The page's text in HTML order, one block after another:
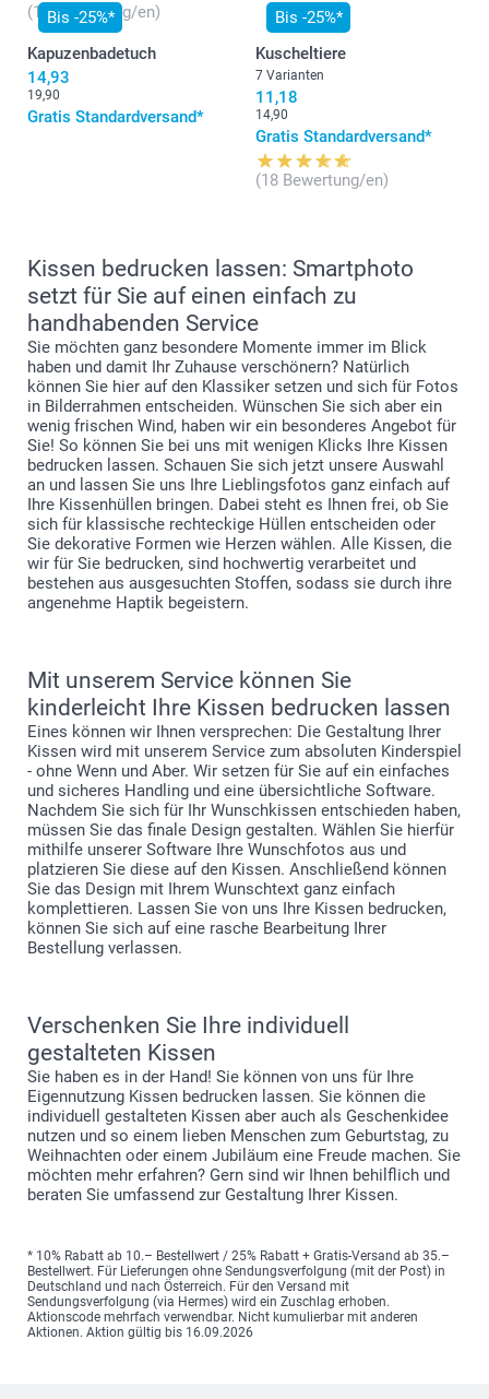
(15 Bewertung/en)
Bis -25%*
Kapuzenbadetuch
14,93
19,90
Gratis Standardversand*
Bis -25%*
Kuscheltiere
7 Varianten
11,18
14,90
Gratis Standardversand*
(18 Bewertung/en)
Kissen bedrucken lassen: Smartphoto
setzt für Sie auf einen einfach zu
handhabenden Service
Sie möchten ganz besondere Momente immer im Blick
haben und damit Ihr Zuhause verschönern? Natürlich
können Sie hier auf den Klassiker setzen und sich für Fotos
in Bilderrahmen entscheiden. Wünschen Sie sich aber ein
wenig frischen Wind, haben wir ein besonderes Angebot für
Sie! So können Sie bei uns mit wenigen Klicks Ihre Kissen
bedrucken lassen. Schauen Sie sich jetzt unsere Auswahl
an und lassen Sie uns Ihre Lieblingsfotos ganz einfach auf
Ihre Kissenhüllen bringen. Dabei steht es Ihnen frei, ob Sie
sich für klassische rechteckige Hüllen entscheiden oder
Sie dekorative Formen wie Herzen wählen. Alle Kissen, die
wir für Sie bedrucken, sind hochwertig verarbeitet und
bestehen aus ausgesuchten Stoffen, sodass sie durch ihre
angenehme Haptik begeistern.
Mit unserem Service können Sie
kinderleicht Ihre Kissen bedrucken lassen
Eines können wir Ihnen versprechen: Die Gestaltung Ihrer
Kissen wird mit unserem Service zum absoluten Kinderspiel
- ohne Wenn und Aber. Wir setzen für Sie auf ein einfaches
und sicheres Handling und eine übersichtliche Software.
Nachdem Sie sich für Ihr Wunschkissen entschieden haben,
müssen Sie das finale Design gestalten. Wählen Sie hierfür
mithilfe unserer Software Ihre Wunschfotos aus und
platzieren Sie diese auf den Kissen. Anschließend können
Sie das Design mit Ihrem Wunschtext ganz einfach
komplettieren. Lassen Sie von uns Ihre Kissen bedrucken,
können Sie sich auf eine rasche Bearbeitung Ihrer
Bestellung verlassen.
Verschenken Sie Ihre individuell
gestalteten Kissen
Sie haben es in der Hand! Sie können von uns für Ihre
Eigennutzung Kissen bedrucken lassen. Sie können die
individuell gestalteten Kissen aber auch als Geschenkidee
nutzen und so einem lieben Menschen zum Geburtstag, zu
Weihnachten oder einem Jubiläum eine Freude machen. Sie
möchten mehr erfahren? Gern sind wir Ihnen behilflich und
beraten Sie umfassend zur Gestaltung Ihrer Kissen.
* 10% Rabatt ab 10.– Bestellwert / 25% Rabatt + Gratis-Versand ab 35.–
Bestellwert. Für Lieferungen ohne Sendungsverfolgung (mit der Post) in
Deutschland und nach Österreich. Für den Versand mit
Sendungsverfolgung (via Hermes) wird ein Zuschlag erhoben.
Aktionscode mehrfach verwendbar. Nicht kumulierbar mit anderen
Aktionen. Aktion gültig bis 16.09.2026